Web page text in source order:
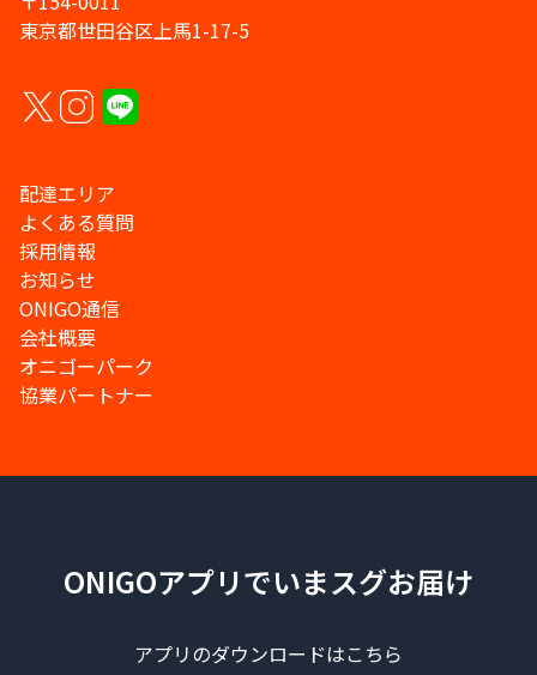
東京都世田谷区上馬1-17-5
配達エリア
よくある質問
採用情報
お知らせ
ONIGO通信
会社概要
オニゴーパーク
協業パートナー
ONIGOアプリでいまスグお届け
アプリのダウンロードはこちら